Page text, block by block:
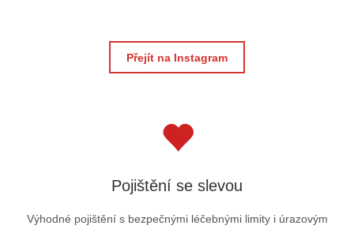
Přejít na Instagram
Pojištění se slevou
Výhodné pojištění s bezpečnými léčebnými limity i úrazovým